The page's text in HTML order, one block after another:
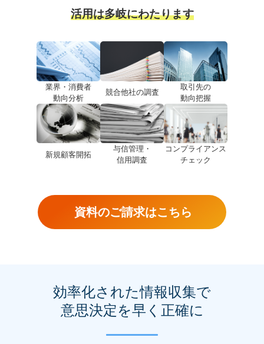
活用は多岐にわたります
業界・消費者
動向分析
競合他社の調査
取引先の
動向把握
新規顧客開拓
与信管理・
信用調査
コンプライアンス
チェック
資料のご請求はこちら
効率化された情報収集で
意思決定を早く正確に